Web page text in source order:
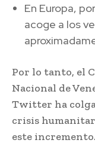
En Europa,
acoge a los
Por lo tanto, el
Nacional de
Twitter ha
crisis
este incremento.